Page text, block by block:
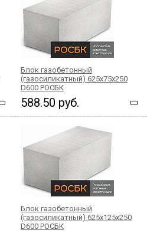
Блок газобетонный
(газосиликатный) 625x75x250
D600 РОСБК
588.50 руб.
Блок газобетонный
(газосиликатный) 625x125x250
D600 РОСБК